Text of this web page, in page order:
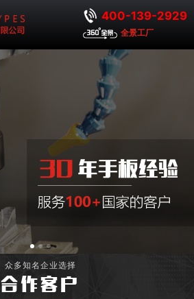
400-139-2929
全景工厂
众多知名企业选择
合作客户